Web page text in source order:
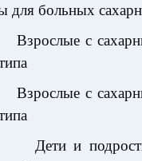
для больных
Взрослые с
Взрослые с
Дети и